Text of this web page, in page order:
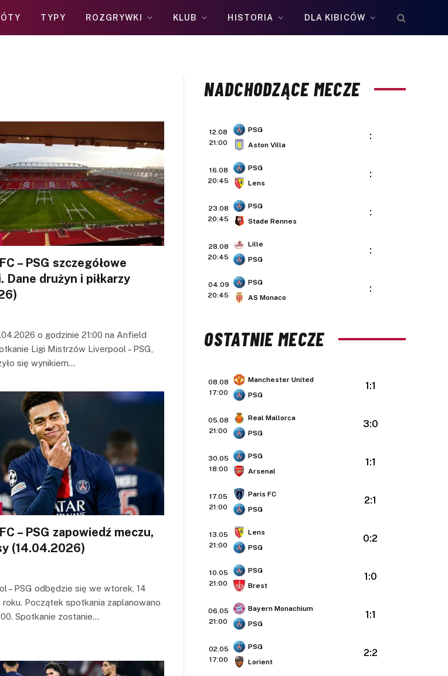
TYPY ROZGRYWKI KLUB HISTORIA DLA KIBICÓW
– PSG szczegółowe
drużyn i piłkarzy
o godzinie 21:00 na Anfield
Ligi Mistrzów Liverpool – PSG,
się wynikiem…
– PSG zapowiedź meczu,
(14.04.2026)
– PSG odbędzie się we wtorek, 14
Początek spotkania zaplanowano
Spotkanie zostanie…
NADCHODZĄCE MECZE
12.08
21:00
PSG
Aston Villa
:
16.08
20:45
PSG
Lens
:
23.08
20:45
PSG
Stade Rennes
:
28.08
20:45
Lille
PSG
:
04.09
20:45
PSG
AS Monaco
:
OSTATNIE MECZE
08.08
17:00
Manchester United
PSG
1:1
05.08
21:00
Real Mallorca
PSG
3:0
30.05
18:00
PSG
Arsenal
1:1
17.05
21:00
Paris FC
PSG
2:1
13.05
21:00
Lens
PSG
0:2
10.05
21:00
PSG
Brest
1:0
06.05
21:00
Bayern Monachium
PSG
1:1
02.05
17:00
PSG
Lorient
2:2